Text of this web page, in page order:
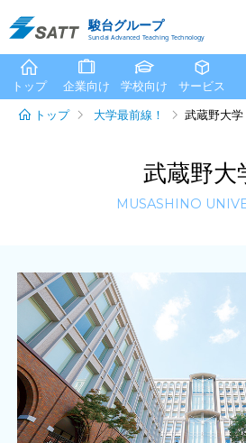
トップ 大学最前線！ 武蔵野大学
武蔵野大
MUSASHINO
駿台グループ
Sundai Advanced Teaching Technology
トップ 企業向け 学校向け サービス